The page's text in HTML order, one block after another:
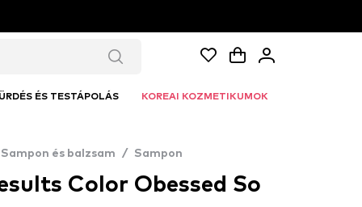
ÉS TESTÁPOLÁS KOREAI KOZMETIKUMOK
Sampon és balzsam / Sampon
Color Obessed So